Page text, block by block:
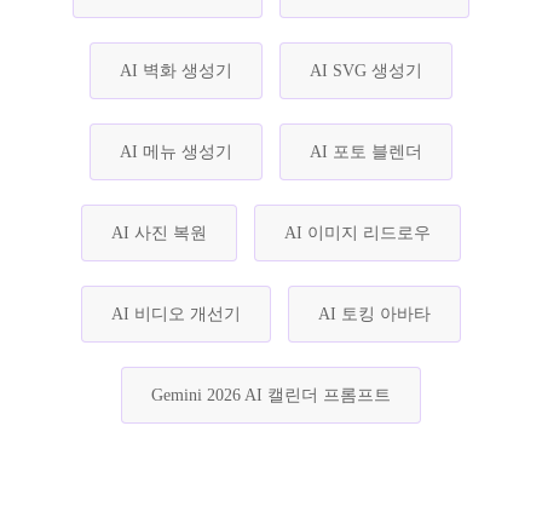
AI 벽화 생성기 AI SVG 생성기
AI 메뉴 생성기 AI 포토 블렌더
AI 사진 복원 AI 이미지 리드로우
AI 비디오 개선기 AI 토킹 아바타
Gemini 2026 AI 캘린더 프롬프트